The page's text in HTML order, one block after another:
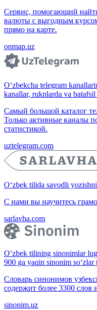
Сервис, помогающий
валюты с выгодным
прямо на карте.
onmap.uz
O‘zbekcha telegram
kanallar, ruknlarda va
Самый большой каталог
Только активные каналы
статистикой.
uztelegram.com
O‘zbek tilida savodli
С нами вы научитесь
sarlavha.com
O‘zbek tilining sinonimlar
900 ga yaqin sinonim so‘zlar
Словарь синонимов
содержит более 3300 слов
sinonim.uz